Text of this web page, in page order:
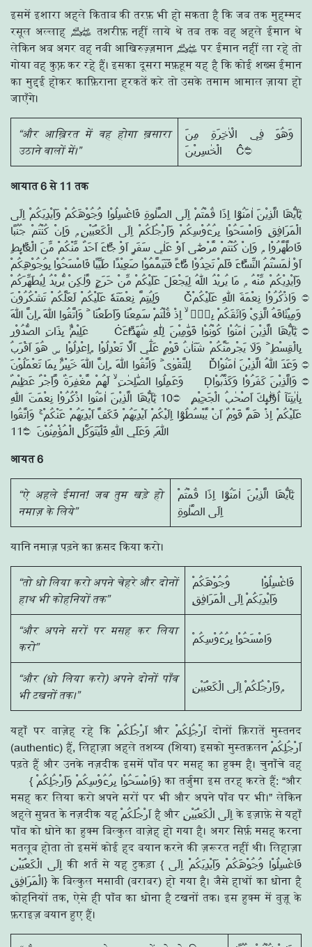
इसमें इशारा अहले किताब की तरफ़ भी हो सकता है कि जब तक मुहम्मद
रसूल अल्लाह ﷺ तशरीफ़ नहीं लाये थे तब तक वह अहले ईमान थे
लेकिन अब अगर वह नबी आखिरुज़्ज़मान ﷺ पर ईमान नहीं ला रहे तो
गोया वह कुफ़्र कर रहे हैं। इसका दूसरा मफ़हूम यह है कि कोई शख्स ईमान
का मुद्दई होकर काफ़िराना हरकतें करे तो उसके तमाम आमाल ज़ाया हो
जाएँगे।
“और आख़िरत में वह होगा ख़सारा
उठाने वालों में।”
وَهُوَ فِي الْاٰخِرَةِ مِنَ
आयात 6 से 11 तक
يٰٓاَيُّھَا الَّذِيْنَ اٰمَنُوْٓا اِذَا قُمْتُمْ اِلَى الصَّلٰوةِ فَاغْسِلُوْا وُجُوْهَكُمْ وَاَيْدِيَكُمْ اِلَى
الْمَرَافِقِ وَامْسَحُوْا بِرُءُوْسِكُمْ وَاَرْجُلَكُمْ اِلَى الْكَعْبَيْنِ ۭ وَاِنْ كُنْتُمْ جُنُبًا
فَاطَّهَّرُوْا ۭ وَاِنْ كُنْتُمْ مَّرْضٰٓى اَوْ عَلٰي سَفَرٍ اَوْ جَاۗءَ اَحَدٌ مِّنْكُمْ مِّنَ الْغَاۗىِٕطِ
اَوْ لٰمَسْتُمُ النِّسَاۗءَ فَلَمْ تَجِدُوْا مَاۗءً فَتَيَمَّمُوْا صَعِيْدًا طَيِّبًا فَامْسَحُوْا بِوُجُوْهِكُمْ
وَاَيْدِيْكُمْ مِّنْهُ ۭ مَا يُرِيْدُ اللّٰهُ لِيَجْعَلَ عَلَيْكُمْ مِّنْ حَرَجٍ وَّلٰكِنْ يُّرِيْدُ لِيُطَهِّرَكُمْ
وَلِيُتِمَّ نِعْمَتَهٗ عَلَيْكُمْ لَعَلَّكُمْ تَشْكُرُوْنَ Č۝ وَاذْكُرُوْا نِعْمَةَ اللّٰهِ عَلَيْكُمْ
وَمِيْثَاقَهُ الَّذِيْ وَاثَقَكُمْ بِهٖٓ ۙ اِذْ قُلْتُمْ سَمِعْنَا وَاَطَعْنَا ۡ وَاتَّقُوا اللّٰهَ ۭاِنَّ اللّٰهَ
عَلِيْمٌۢ بِذَاتِ الصُّدُوْرِ Ċ۝ يٰٓاَيُّھَا الَّذِيْنَ اٰمَنُوْا كُوْنُوْا قَوّٰمِيْنَ لِلّٰهِ شُهَدَاۗءَ
بِالْقِسْطِ ۡ وَلَا يَجْرِمَنَّكُمْ شَنَاٰنُ قَوْمٍ عَلٰٓي اَلَّا تَعْدِلُوْا ۭاِعْدِلُوْا ۣ هُوَ اَقْرَبُ
لِلتَّقْوٰى ۡ وَاتَّقُوا اللّٰهَ ۭاِنَّ اللّٰهَ خَبِيْرٌۢ بِمَا تَعْمَلُوْنَ Ď۝ وَعَدَ اللّٰهُ الَّذِيْنَ اٰمَنُوْا
وَعَمِلُوا الصّٰلِحٰتِ ۙ لَهُمْ مَّغْفِرَةٌ وَّاَجْرٌ عَظِيْمٌ Ḍ۝ وَالَّذِيْنَ كَفَرُوْا وَكَذَّبُوْا
بِاٰيٰتِنَآ اُولٰۗىِٕكَ اَصْحٰبُ الْجَحِيْمِ 10۝ يٰٓاَيُّھَا الَّذِيْنَ اٰمَنُوا اذْكُرُوْا نِعْمَتَ اللّٰهِ
عَلَيْكُمْ اِذْ هَمَّ قَوْمٌ اَنْ يَّبْسُطُوْٓا اِلَيْكُمْ اَيْدِيَهُمْ فَكَفَّ اَيْدِيَهُمْ عَنْكُمْ ۚ وَاتَّقُوا
اللّٰهَ ۭ وَعَلَي اللّٰهِ فَلْيَتَوَكَّلِ الْمُؤْمِنُوْنَ 11۝ۧ
आयत 6
“ऐ अहले ईमान! जब तुम खड़े हो
नमाज़ के लिये”
يٰٓاَيُّھَا الَّذِيْنَ اٰمَنُوْٓا اِذَا قُمْتُمْ
اِلَى الصَّلٰوةِ
यानि नमाज़ पढ़ने का क़सद किया करो।
“तो धो लिया करो अपने चेहरे और दोनों
हाथ भी कोहनियों तक”
فَاغْسِلُوْا وُجُوْهَكُمْ
وَاَيْدِيَكُمْ اِلَى الْمَرَافِقِ
“और अपने सरों पर मसह कर लिया
करो”
وَامْسَحُوْا بِرُءُوْسِكُمْ
“और (धो लिया करो) अपने दोनों पाँव
भी टखनों तक।”
وَاَرْجُلَكُمْ اِلَى الْكَعْبَيْنِ ۭ
यहाँ पर वाज़ेह रहे कि اَرْجُلَكُمْ और اَرْجُلِكُمْ दोनों क़िरातें मुस्तनद
(authentic) हैं, लिहाज़ा अहले तशय्य (शिया) इसको मुस्तक़लन اَرْجُلِكُمْ
पढ़ते हैं और उनके नज़दीक इसमें पाँव पर मसह का हुक्म है। चुनाँचे वह
{ وَامْسَحُوْا بِرُءُوْسِكُمْ وَاَرْجُلِكُمْ} का तर्जुमा इस तरह करते हैं: “और
मसह कर लिया करो अपने सरों पर भी और अपने पाँव पर भी।” लेकिन
अहले सुन्नत के नज़दीक यह اَرْجُلَكُمْ है और اِلَى الْكَعْبَيْنِ के इज़ाफ़े से यहाँ
पाँव को धोने का हुक्म बिल्कुल वाज़ेह हो गया है। अगर सिर्फ़ मसह करना
मतलूब होता तो इसमें कोई हद बयान करने की ज़रूरत नहीं थी। लिहाज़ा
اِلَى الْكَعْبَيْنِ की शर्त से यह टुकड़ा { فَاغْسِلُوْا وُجُوْهَكُمْ وَاَيْدِيَكُمْ اِلَى
الْمَرَافِقِ} के बिल्कुल मसावी (बराबर) हो गया है। जैसे हाथों का धोना है
कोहनियों तक, ऐसे ही पाँव का धोना है टखनों तक। इस हुक्म में वुज़ू के
फ़राइज़ बयान हुए हैं।